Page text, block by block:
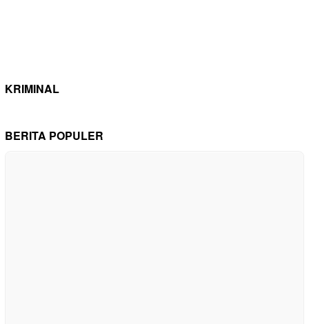
KRIMINAL
BERITA POPULER